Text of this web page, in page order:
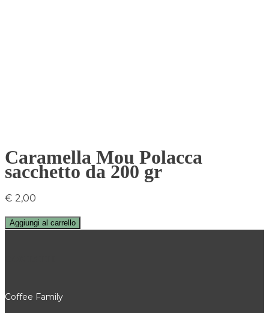
Caramella Mou Polacca
sacchetto da 200 gr
€ 2,00
Aggiungi al carrello
Coffee Family